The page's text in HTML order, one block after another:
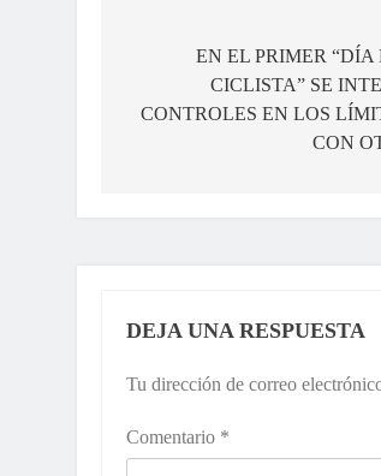
entradas
EN EL PRIMER “DÍA
CICLISTA” SE
CONTROLES EN LOS
CON
DEJA UNA RESPUESTA
Tu dirección de correo
Comentario *